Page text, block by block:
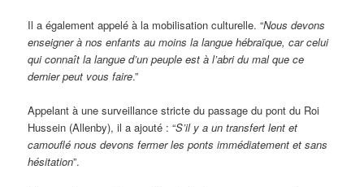
Il a également appelé à la mobilisation culturelle. “Nous devons
enseigner à nos enfants au moins la langue hébraïque, car celui
qui connaît la langue d’un peuple est à l’abri du mal que ce
dernier peut vous faire.”
Appelant à une surveillance stricte du passage du pont du Roi
Hussein (Allenby), il a ajouté : “S’il y a un transfert lent et
camouflé nous devons fermer les ponts immédiatement et sans
hésitation”.